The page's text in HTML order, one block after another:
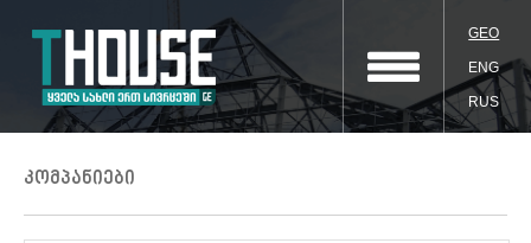
GEO
ENG
RUS
კომპანიები